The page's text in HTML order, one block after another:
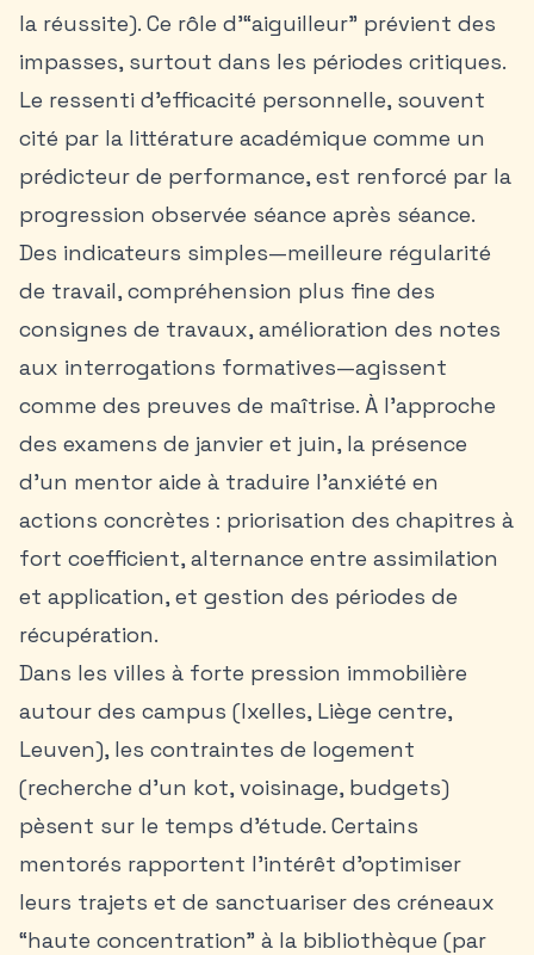
la réussite). Ce rôle d’“aiguilleur” prévient des
impasses, surtout dans les périodes critiques.
Le ressenti d’efficacité personnelle, souvent
cité par la littérature académique comme un
prédicteur de performance, est renforcé par la
progression observée séance après séance.
Des indicateurs simples—meilleure régularité
de travail, compréhension plus fine des
consignes de travaux, amélioration des notes
aux interrogations formatives—agissent
comme des preuves de maîtrise. À l’approche
des examens de janvier et juin, la présence
d’un mentor aide à traduire l’anxiété en
actions concrètes : priorisation des chapitres à
fort coefficient, alternance entre assimilation
et application, et gestion des périodes de
récupération.
Dans les villes à forte pression immobilière
autour des campus (Ixelles, Liège centre,
Leuven), les contraintes de logement
(recherche d’un kot, voisinage, budgets)
pèsent sur le temps d’étude. Certains
mentorés rapportent l’intérêt d’optimiser
leurs trajets et de sanctuariser des créneaux
“haute concentration” à la bibliothèque (par